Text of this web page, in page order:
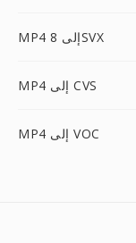
MP4 إلى 8SVX
MP4 إلى CVS
MP4 إلى VOC